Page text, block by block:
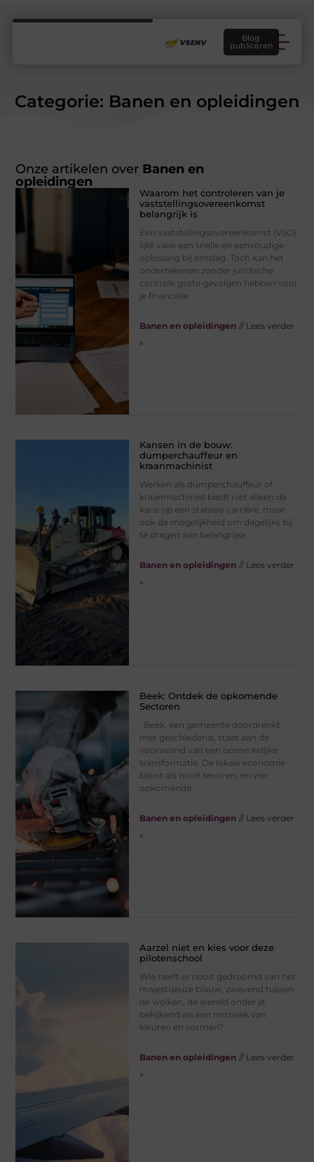
Blog
publiceren
Categorie: Banen en opleidingen
Onze artikelen over Banen en
opleidingen
Waarom het controleren van je
vaststellingsovereenkomst
belangrijk is
Een vaststellingsovereenkomst (VSO)
lijkt vaak een snelle en eenvoudige
oplossing bij ontslag. Toch kan het
ondertekenen zonder juridische
controle grote gevolgen hebben voor
je financiële
Banen en opleidingen // Lees verder
»
Kansen in de bouw:
dumperchauffeur en
kraanmachinist
Werken als dumperchauffeur of
kraanmachinist biedt niet alleen de
kans op een stabiele carrière, maar
ook de mogelijkheid om dagelijks bij
te dragen aan belangrijke
Banen en opleidingen // Lees verder
»
Beek: Ontdek de opkomende
Sectoren
Beek, een gemeente doordrenkt
met geschiedenis, staat aan de
vooravond van een opmerkelijke
transformatie. De lokale economie
bloeit als nooit tevoren, en vier
opkomende
Banen en opleidingen // Lees verder
»
Aarzel niet en kies voor deze
pilotenschool
Wie heeft er nooit gedroomd van het
majestueuze blauw, zwevend tussen
de wolken, de wereld onder je
bekijkend als een mozaïek van
kleuren en vormen?
Banen en opleidingen // Lees verder
»